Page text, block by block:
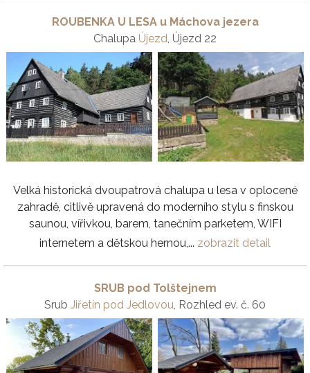
ROUBENKA U LESA u Máchova jezera
Chalupa Újezd , Újezd 22
Velká historická dvoupatrová chalupa u lesa v oplocené
zahradě, citlivě upravená do moderního stylu s finskou
saunou, vířivkou, barem, tanečním parketem, WIFI
internetem a dětskou hernou,... zobrazit detail
SRUB pod Tolštejnem
Srub Jiřetín pod Jedlovou , Rozhled ev. č. 60